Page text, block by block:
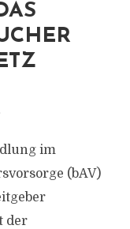
im
(bAV)
der